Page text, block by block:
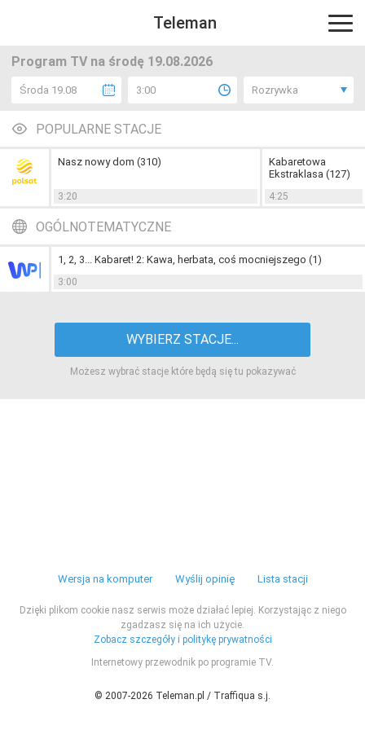
Teleman
Program TV na środę 19.08.2026
Środa 19.08 3:00 Rozrywka
POPULARNE STACJE
Nasz nowy dom (310)
3:20
Kabaretowa
Ekstraklasa (127)
4:25
OGÓLNOTEMATYCZNE
1, 2, 3... Kabaret! 2: Kawa, herbata, coś mocniejszego (1)
3:00
WYBIERZ STACJE...
Możesz wybrać stacje które będą się tu pokazywać
Wersja na komputer Wyślij opinię Lista stacji
Dzięki plikom cookie nasz serwis może działać lepiej. Korzystając z niego
zgadzasz się na ich użycie.
Zobacz szczegóły i politykę prywatności
Internetowy przewodnik po programie TV.
© 2007-2026 Teleman.pl / Traffiqua s.j.